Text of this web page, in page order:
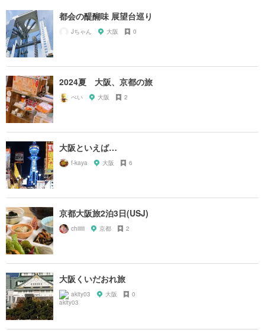
都会の醍醐味 展望台巡り
Jちゃん 大阪 0
2024夏 大阪、京都の旅
ぺい 大阪 2
大阪といえば…
f-kaya 大阪 6
京都大阪旅2泊3日(USJ)
chiiiiii 京都 2
大阪くいだおれ旅
akity03 大阪 0